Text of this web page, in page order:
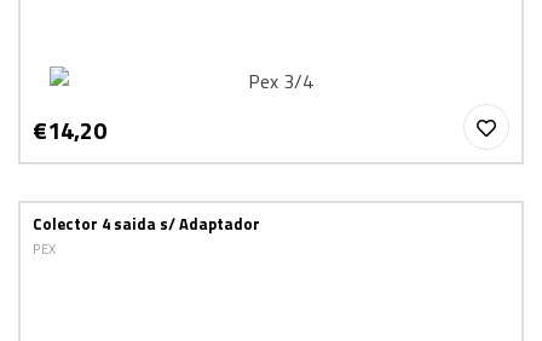
€14,20
Colector 4 saida s/ Adaptador
PEX